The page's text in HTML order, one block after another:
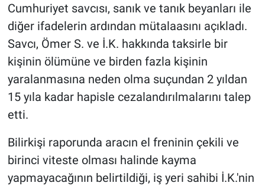
Cumhuriyet savcısı, sanık ve tanık beyanları ile
diğer ifadelerin ardından mütalaasını açıkladı.
Savcı, Ömer S. ve İ.K. hakkında taksirle bir
kişinin ölümüne ve birden fazla kişinin
yaralanmasına neden olma suçundan 2 yıldan
15 yıla kadar hapisle cezalandırılmalarını talep
etti.
Bilirkişi raporunda aracın el freninin çekili ve
birinci viteste olması halinde kayma
yapmayacağının belirtildiği, iş yeri sahibi İ.K.'nin